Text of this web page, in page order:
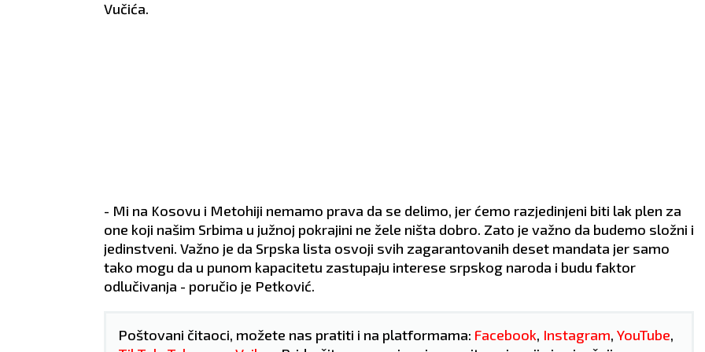
Vučića.
- Mi na Kosovu i Metohiji nemamo prava da se delimo, jer ćemo razjedinjeni biti lak plen za
one koji našim Srbima u južnoj pokrajini ne žele ništa dobro. Zato je važno da budemo složni i
jedinstveni. Važno je da Srpska lista osvoji svih zagarantovanih deset mandata jer samo
tako mogu da u punom kapacitetu zastupaju interese srpskog naroda i budu faktor
odlučivanja - poručio je Petković.
Poštovani čitaoci, možete nas pratiti i na platformama: Facebook, Instagram, YouTube,
zameriti.